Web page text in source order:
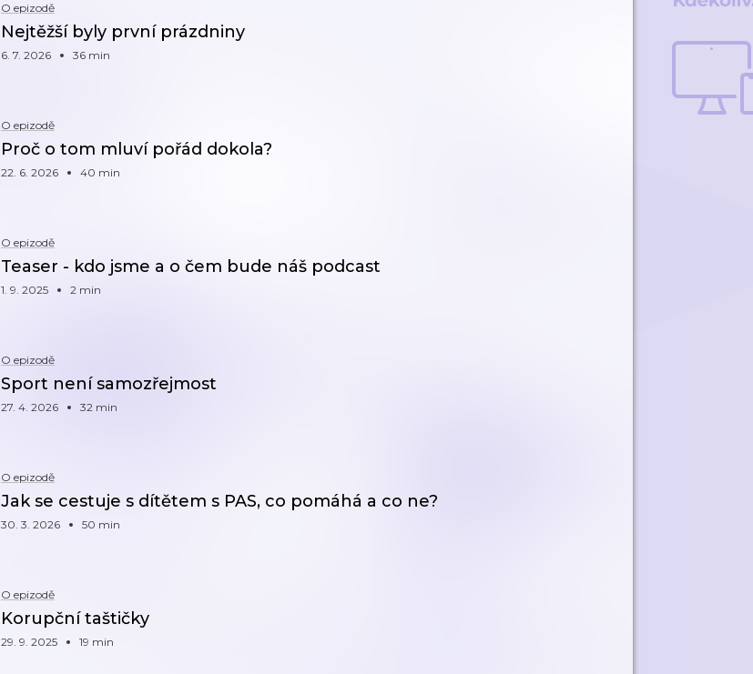
O epizodě
Nejtěžší byly první prázdniny
6. 7. 2026 36 min
O epizodě
Proč o tom mluví pořád dokola?
22. 6. 2026 40 min
O epizodě
Teaser - kdo jsme a o čem bude náš podcast
1. 9. 2025 2 min
O epizodě
Sport není samozřejmost
27. 4. 2026 32 min
O epizodě
Jak se cestuje s dítětem s PAS, co pomáhá a co ne?
30. 3. 2026 50 min
O epizodě
Korupční taštičky
29. 9. 2025 19 min